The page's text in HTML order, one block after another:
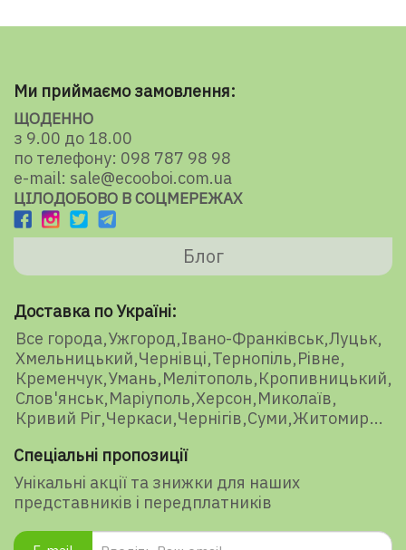
Ми приймаємо замовлення:
ЩОДЕННО
з 9.00 до 18.00
по телефону: 098 787 98 98
e-mail: sale@ecooboi.com.ua
ЦІЛОДОБОВО В СОЦМЕРЕЖАХ
Блог
Доставка по Україні:
Все города Ужгород Івано-Франківськ Луцьк
Хмельницький Чернівці Тернопіль Рівне
Кременчук Умань Мелітополь Кропивницький
Слов'янськ Маріуполь Херсон Миколаїв
Кривий Ріг Черкаси Чернігів Суми Житомир
Спеціальні пропозиції
Унікальні акції та знижки для наших
представників і передплатників